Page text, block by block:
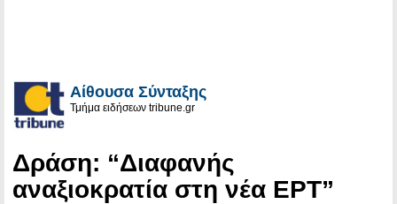
Αίθουσα Σύνταξης
Τμήμα ειδήσεων tribune.gr
Δράση: “Διαφανής
αναξιοκρατία στη νέα ΕΡΤ”